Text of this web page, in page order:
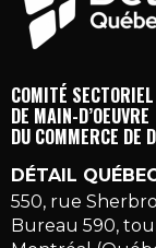
COMITÉ SECTORIEL
DE MAIN-D’OEUVRE
DU COMMERCE DE
DÉTAIL
550, rue
Bureau 590,